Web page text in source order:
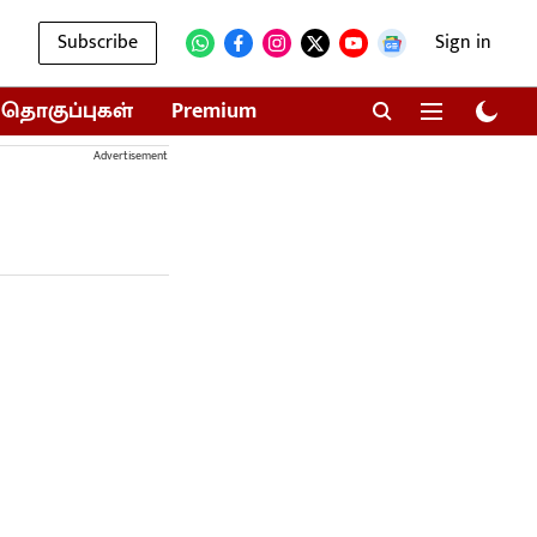
Subscribe Sign in
தொகுப்புகள் Premium
Advertisement